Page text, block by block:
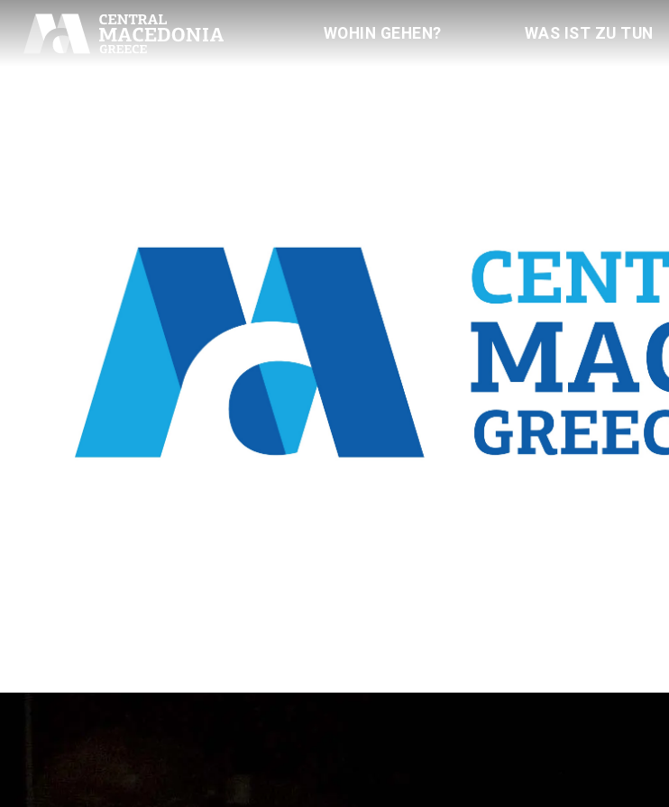
WOHIN GEHEN? WAS IST ZU TUN